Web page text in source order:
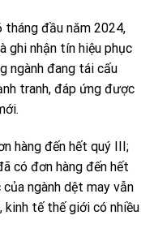
tháng đầu năm 2024,
ghi nhận tín hiệu phục
ngành đang tái cấu
tranh, đáp ứng được
hàng đến hết quý III;
có đơn hàng đến hết
ngành dệt may vẫn
kinh tế thế giới có nhiều